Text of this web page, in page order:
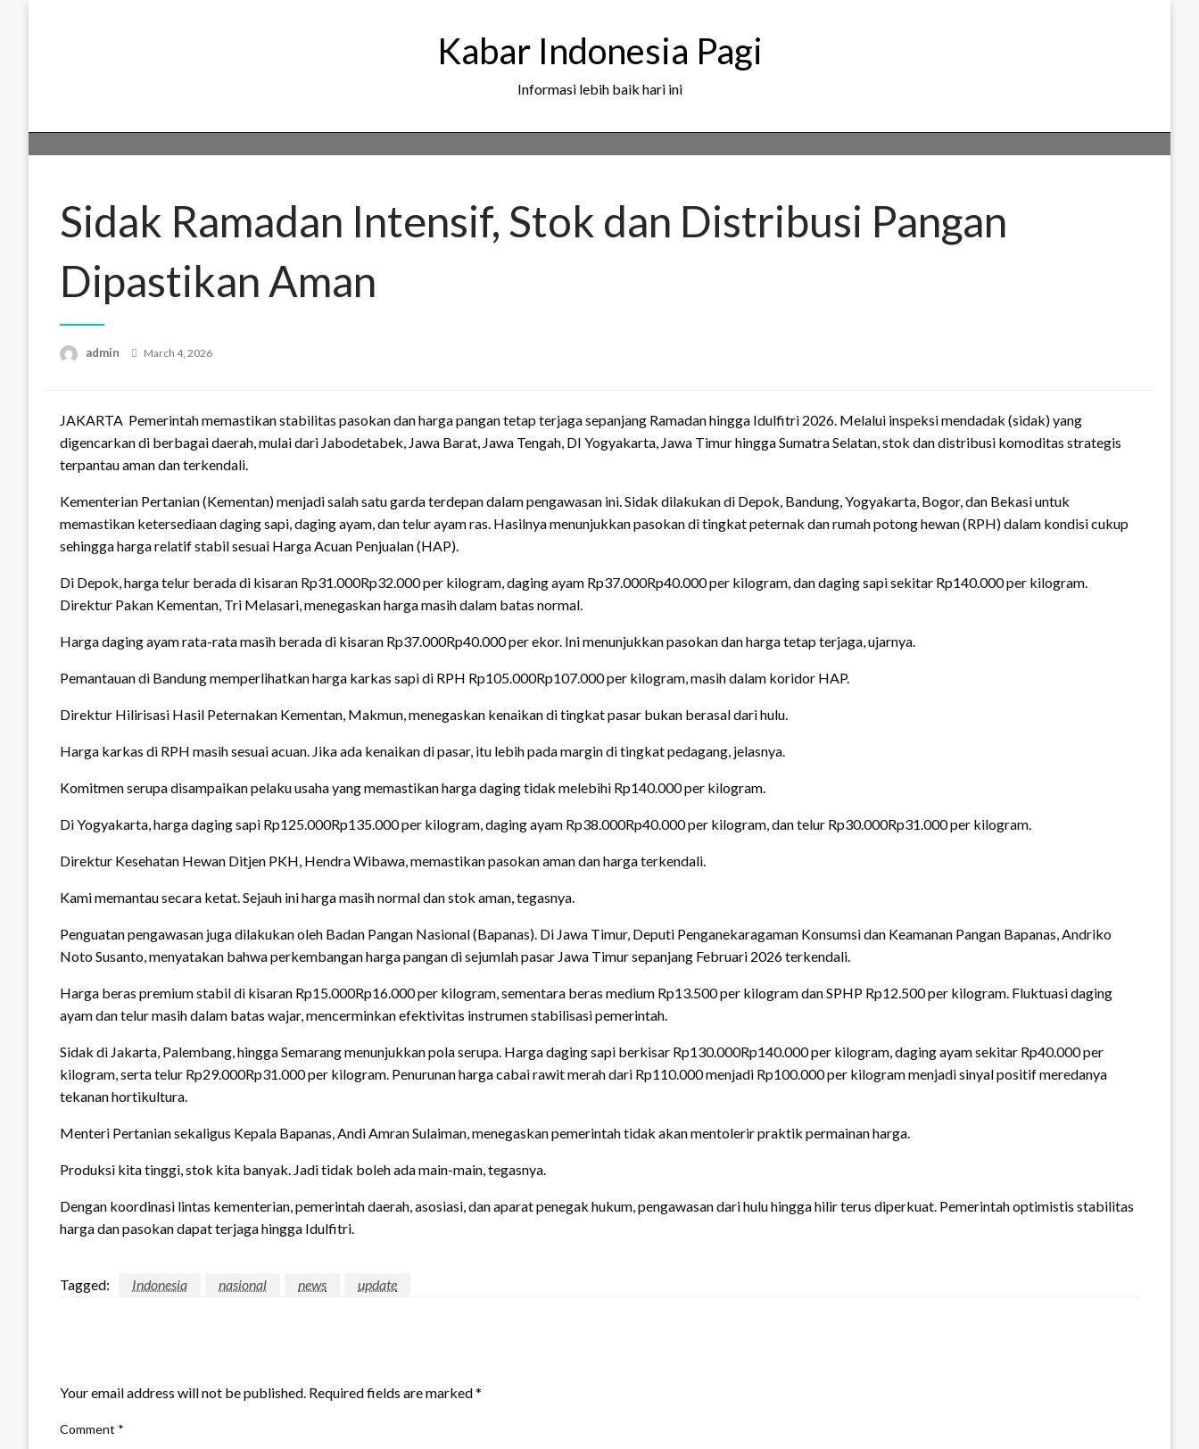
Kabar Indonesia Pagi
Informasi lebih baik hari ini
Sidak Ramadan Intensif, Stok dan Distribusi Pangan
Dipastikan Aman
admin
Posted
March 4, 2026
JAKARTA  Pemerintah memastikan stabilitas pasokan dan harga pangan tetap terjaga sepanjang Ramadan hingga Idulfitri 2026. Melalui inspeksi mendadak (sidak) yang
digencarkan di berbagai daerah, mulai dari Jabodetabek, Jawa Barat, Jawa Tengah, DI Yogyakarta, Jawa Timur hingga Sumatra Selatan, stok dan distribusi komoditas strategis
terpantau aman dan terkendali.
Kementerian Pertanian (Kementan) menjadi salah satu garda terdepan dalam pengawasan ini. Sidak dilakukan di Depok, Bandung, Yogyakarta, Bogor, dan Bekasi untuk
memastikan ketersediaan daging sapi, daging ayam, dan telur ayam ras. Hasilnya menunjukkan pasokan di tingkat peternak dan rumah potong hewan (RPH) dalam kondisi cukup
sehingga harga relatif stabil sesuai Harga Acuan Penjualan (HAP).
Di Depok, harga telur berada di kisaran Rp31.000Rp32.000 per kilogram, daging ayam Rp37.000Rp40.000 per kilogram, dan daging sapi sekitar Rp140.000 per kilogram.
Direktur Pakan Kementan, Tri Melasari, menegaskan harga masih dalam batas normal.
Harga daging ayam rata-rata masih berada di kisaran Rp37.000Rp40.000 per ekor. Ini menunjukkan pasokan dan harga tetap terjaga, ujarnya.
Pemantauan di Bandung memperlihatkan harga karkas sapi di RPH Rp105.000Rp107.000 per kilogram, masih dalam koridor HAP.
Direktur Hilirisasi Hasil Peternakan Kementan, Makmun, menegaskan kenaikan di tingkat pasar bukan berasal dari hulu.
Harga karkas di RPH masih sesuai acuan. Jika ada kenaikan di pasar, itu lebih pada margin di tingkat pedagang, jelasnya.
Komitmen serupa disampaikan pelaku usaha yang memastikan harga daging tidak melebihi Rp140.000 per kilogram.
Di Yogyakarta, harga daging sapi Rp125.000Rp135.000 per kilogram, daging ayam Rp38.000Rp40.000 per kilogram, dan telur Rp30.000Rp31.000 per kilogram.
Direktur Kesehatan Hewan Ditjen PKH, Hendra Wibawa, memastikan pasokan aman dan harga terkendali.
Kami memantau secara ketat. Sejauh ini harga masih normal dan stok aman, tegasnya.
Penguatan pengawasan juga dilakukan oleh Badan Pangan Nasional (Bapanas). Di Jawa Timur, Deputi Penganekaragaman Konsumsi dan Keamanan Pangan Bapanas, Andriko
Noto Susanto, menyatakan bahwa perkembangan harga pangan di sejumlah pasar Jawa Timur sepanjang Februari 2026 terkendali.
Harga beras premium stabil di kisaran Rp15.000Rp16.000 per kilogram, sementara beras medium Rp13.500 per kilogram dan SPHP Rp12.500 per kilogram. Fluktuasi daging
ayam dan telur masih dalam batas wajar, mencerminkan efektivitas instrumen stabilisasi pemerintah.
Sidak di Jakarta, Palembang, hingga Semarang menunjukkan pola serupa. Harga daging sapi berkisar Rp130.000Rp140.000 per kilogram, daging ayam sekitar Rp40.000 per
kilogram, serta telur Rp29.000Rp31.000 per kilogram. Penurunan harga cabai rawit merah dari Rp110.000 menjadi Rp100.000 per kilogram menjadi sinyal positif meredanya
tekanan hortikultura.
Menteri Pertanian sekaligus Kepala Bapanas, Andi Amran Sulaiman, menegaskan pemerintah tidak akan mentolerir praktik permainan harga.
Produksi kita tinggi, stok kita banyak. Jadi tidak boleh ada main-main, tegasnya.
Dengan koordinasi lintas kementerian, pemerintah daerah, asosiasi, dan aparat penegak hukum, pengawasan dari hulu hingga hilir terus diperkuat. Pemerintah optimistis stabilitas
harga dan pasokan dapat terjaga hingga Idulfitri.
Tagged: Indonesia nasional news update
Your email address will not be published. Required fields are marked*
Comment *